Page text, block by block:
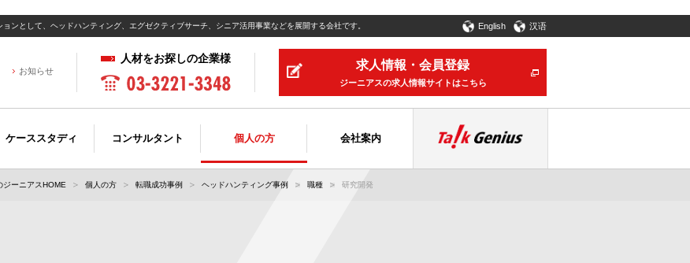
として、ヘッドハンティング、エグゼクティブサーチ、シニア活用事業などを展開する会社です。
ケーススタディ コンサルタント 個人の方 会社案内
お知らせ
English 汉语
求人情報・会員登録
ジーニアスの求人情報サイトはこちら
人材をお探しの企業様
ジーニアスHOME 個人の方 転職成功事例 ヘッドハンティング事例 職種 研究開発